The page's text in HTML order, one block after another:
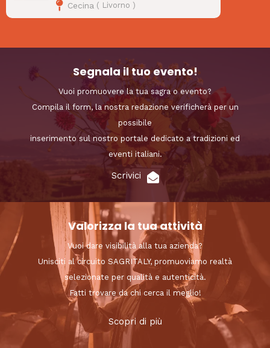
Cecina ( Livorno )
Segnala il tuo evento!
Vuoi promuovere la tua sagra o evento?
Compila il form, la nostra redazione verificherà per un
possibile
inserimento sul nostro portale dedicato a tradizioni ed
eventi italiani.
Scrivici
Valorizza la tua attività
Vuoi dare visibilità alla tua azienda?
Unisciti al circuito SAGRITALY, promuoviamo realtà
selezionate per qualità e autenticità.
Fatti trovare da chi cerca il meglio!
Scopri di più